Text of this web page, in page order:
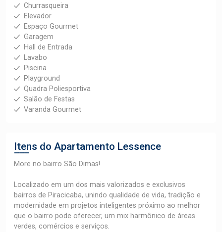
Churrasqueira
Elevador
Espaço Gourmet
Garagem
Hall de Entrada
Lavabo
Piscina
Playground
Quadra Poliesportiva
Salão de Festas
Varanda Gourmet
Itens do Apartamento Lessence
More no bairro São Dimas!
Localizado em um dos mais valorizados e exclusivos
bairros de Piracicaba, unindo qualidade de vida, tradição e
modernidade em projetos inteligentes próximo ao melhor
que o bairro pode oferecer, um mix harmônico de áreas
verdes, comércios e serviços.